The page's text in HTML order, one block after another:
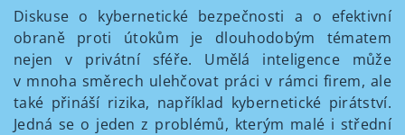
Diskuse o kybernetické bezpečnosti a o efektivní
obraně proti útokům je dlouhodobým tématem
nejen v privátní sféře. Umělá inteligence může
v mnoha směrech ulehčovat práci v rámci firem, ale
také přináší rizika, například kybernetické pirátství.
Jedná se o jeden z problémů, kterým malé i střední